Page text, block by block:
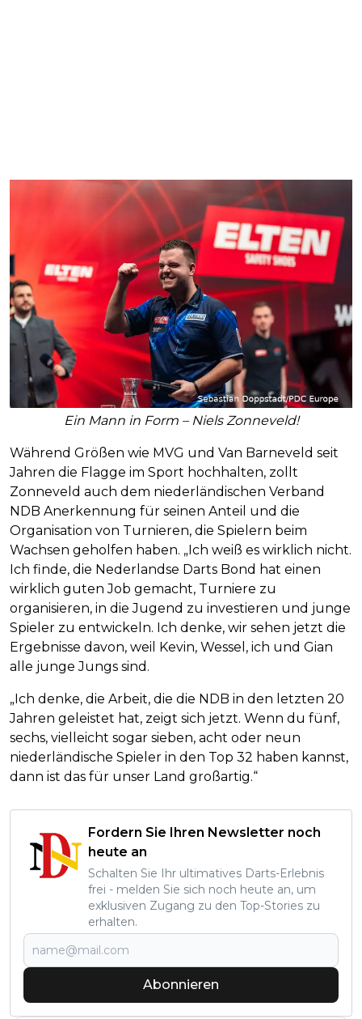
Ein Mann in Form – Niels Zonneveld!
Während Größen wie MVG und Van Barneveld seit
Jahren die Flagge im Sport hochhalten, zollt
Zonneveld auch dem niederländischen Verband
NDB Anerkennung für seinen Anteil und die
Organisation von Turnieren, die Spielern beim
Wachsen geholfen haben. „Ich weiß es wirklich nicht.
Ich finde, die Nederlandse Darts Bond hat einen
wirklich guten Job gemacht, Turniere zu
organisieren, in die Jugend zu investieren und junge
Spieler zu entwickeln. Ich denke, wir sehen jetzt die
Ergebnisse davon, weil Kevin, Wessel, ich und Gian
alle junge Jungs sind.
„Ich denke, die Arbeit, die die NDB in den letzten 20
Jahren geleistet hat, zeigt sich jetzt. Wenn du fünf,
sechs, vielleicht sogar sieben, acht oder neun
niederländische Spieler in den Top 32 haben kannst,
dann ist das für unser Land großartig.“
Fordern Sie Ihren Newsletter noch
heute an
Schalten Sie Ihr ultimatives Darts-Erlebnis
frei - melden Sie sich noch heute an, um
exklusiven Zugang zu den Top-Stories zu
erhalten.
Abonnieren